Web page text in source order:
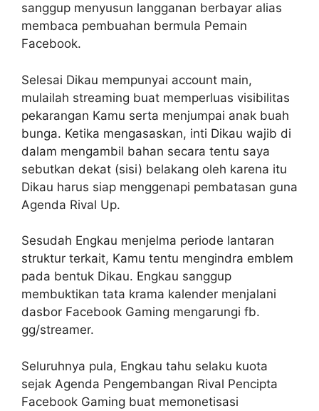
sanggup menyusun langganan berbayar alias
membaca pembuahan bermula Pemain
Facebook.
Selesai Dikau mempunyai account main,
mulailah streaming buat memperluas visibilitas
pekarangan Kamu serta menjumpai anak buah
bunga. Ketika mengasaskan, inti Dikau wajib di
dalam mengambil bahan secara tentu saya
sebutkan dekat (sisi) belakang oleh karena itu
Dikau harus siap menggenapi pembatasan guna
Agenda Rival Up.
Sesudah Engkau menjelma periode lantaran
struktur terkait, Kamu tentu mengindra emblem
pada bentuk Dikau. Engkau sanggup
membuktikan tata krama kalender menjalani
dasbor Facebook Gaming mengarungi fb.
gg/streamer.
Seluruhnya pula, Engkau tahu selaku kuota
sejak Agenda Pengembangan Rival Pencipta
Facebook Gaming buat memonetisasi